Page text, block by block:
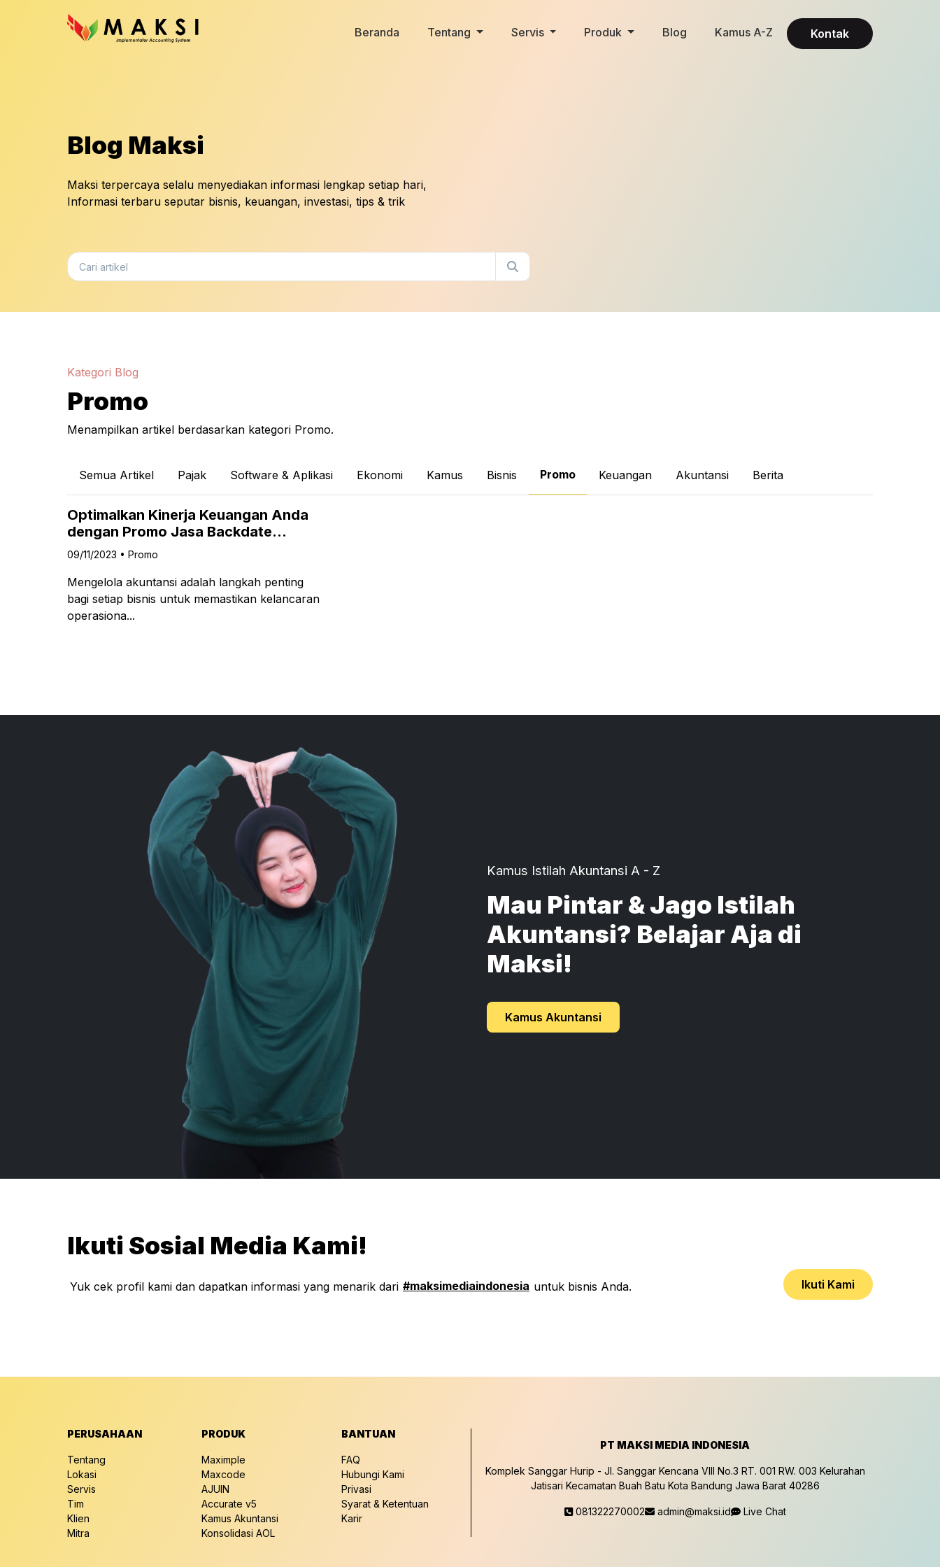
Beranda Tentang Servis Produk Blog Kamus A-Z Kontak
Blog Maksi
Maksi terpercaya selalu menyediakan informasi lengkap setiap hari,
Informasi terbaru seputar bisnis, keuangan, investasi, tips & trik
Kategori Blog
Promo
Menampilkan artikel berdasarkan kategori Promo.
Semua Artikel Pajak Software & Aplikasi Ekonomi Kamus Bisnis Promo Keuangan Akuntansi Berita
Optimalkan Kinerja Keuangan Anda
dengan Promo Jasa Backdate
Accurate Online di Maksi
09/11/2023 • Promo
Mengelola akuntansi adalah langkah penting
bagi setiap bisnis untuk memastikan kelancaran
operasiona...
Kamus Istilah Akuntansi A - Z
Mau Pintar & Jago Istilah
Akuntansi? Belajar Aja di
Maksi!
Kamus Akuntansi
Ikuti Sosial Media Kami!
Yuk cek profil kami dan dapatkan informasi yang menarik dari #maksimediaindonesia untuk bisnis Anda. Ikuti Kami
PERUSAHAAN
Tentang
Lokasi
Servis
Tim
Klien
Mitra
PRODUK
Maximple
Maxcode
AJUIN
Accurate v5
Kamus Akuntansi
Konsolidasi AOL
BANTUAN
FAQ
Hubungi Kami
Privasi
Syarat & Ketentuan
Karir
PT MAKSI MEDIA INDONESIA
Komplek Sanggar Hurip - Jl. Sanggar Kencana VIII No.3 RT. 001 RW. 003 Kelurahan
Jatisari Kecamatan Buah Batu Kota Bandung Jawa Barat 40286
081322270002 admin@maksi.id Live Chat